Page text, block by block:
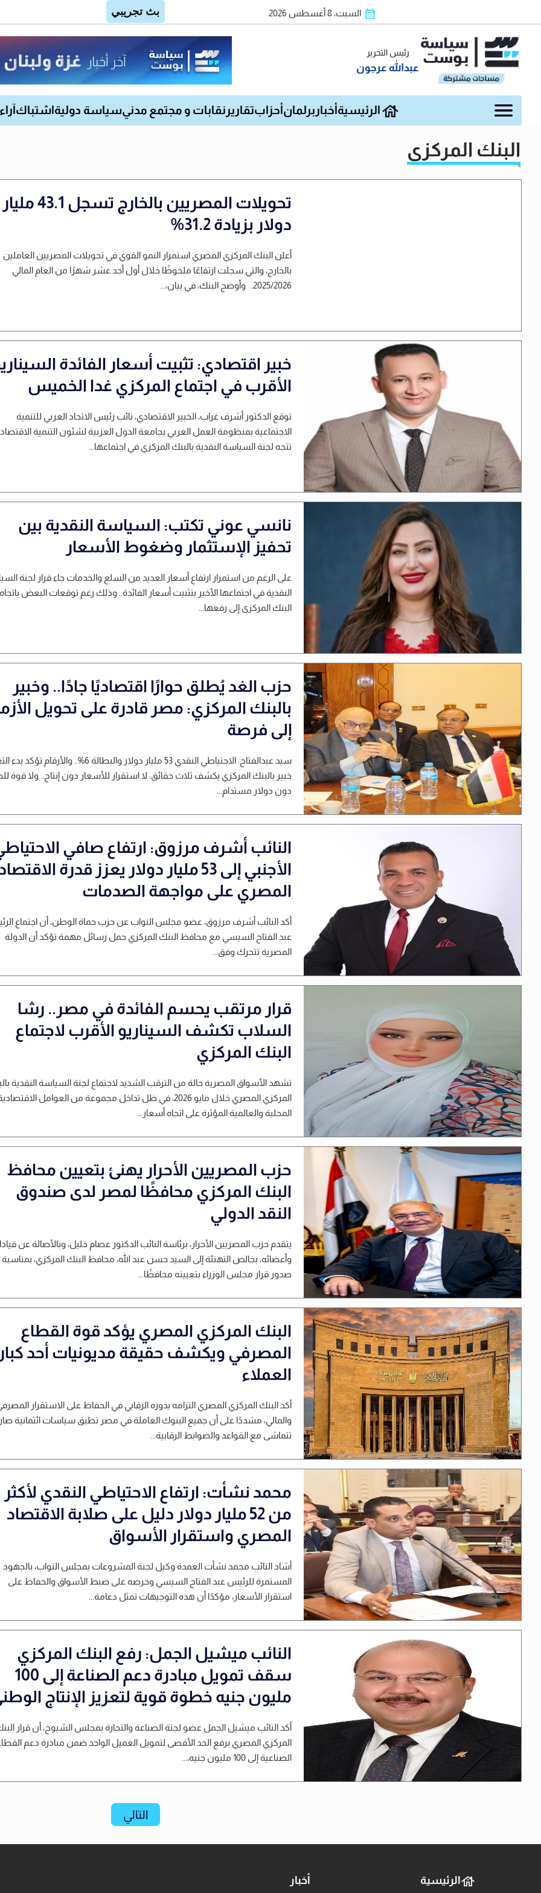
السبت، 8 أغسطس 2026
رئيس التحرير
عبدالله عرجون
الرئيسية أخبار برلمان أحزابتقارير نقابات و مجتمع مدنيسياسة دولية اشتباك
البنك المركزي
تحويلات المصريين بالخارج تسجل 43.1 مليار
دولار بزيادة 31.2%
أعلن البنك المركزي المصري استمرار النمو القوي في تحويلات المصريين العاملين
بالخارج، والتي سجلت ارتفاعًا ملحوظًا خلال أول أحد عشر شهرًا من العام المالي
2025/2026. وأوضح البنك، في بيان،...
خبير اقتصادي: تثبيت أسعار الفائدة
الأقرب في اجتماع المركزي غدا الخميس
توقع الدكتور أشرف غراب، الخبير الاقتصادي، نائب رئيس الاتحاد العربي للتنمية
الاجتماعية بمنظومة العمل العربي بجامعة الدول العزبية لشئون التنمية
تتجه لجنة السياسة النقدية بالبنك المركزي في اجتماعها...
نانسي عوني تكتب: السياسة النقدية بين
تحفيز الإستثمار وضغوط الأسعار
على الرغم من استمرار ارتفاع أسعار العديد من السلع والخدمات جاء قرار لجنة
النقدية في اجتماعها الأخير بتثبيت أسعار الفائدة.. وذلك رغم توقعات البعض باتجاه
البنك المركزى إلى رفعها...
حزب الغد يُطلق حوارًا اقتصاديًا جادًا.. وخبير
بالبنك المركزي: مصر قادرة على تحويل
إلى فرصة
سيد عبدالفتاح: الاحتياطي النقدي 53 مليار دولار والبطالة 6%.. والأرقام
خبير بالبنك المركزي يكشف ثلاث حقائق: لا استقرار للأسعار دون إنتاج.. ولا قوة
دون دولار مستدام...
النائب أشرف مرزوق: ارتفاع صافي
الأجنبي إلى 53 مليار دولار يعزز قدرة
المصري على مواجهة الصدمات
أكد النائب أشرف مرزوق، عضو مجلس النواب عن حزب حماة الوطن، أن اجتماع
عبد الفتاح السيسي مع محافظ البنك المركزي حمل رسائل مهمة تؤكد أن الدولة
المصرية تتحرك وفق...
قرار مرتقب يحسم الفائدة في مصر.. رشا
السلاب تكشف السيناريو الأقرب لاجتماع
البنك المركزي
تشهد الأسواق المصرية حالة من الترقب الشديد لاجتماع لجنة السياسة النقدية
المركزي المصري خلال مايو 2026، في ظل تداخل مجموعة من العوامل
المحلية والعالمية المؤثرة على اتجاه أسعار...
حزب المصريين الأحرار يهنئ بتعيين محافظ
البنك المركزي محافظًا لمصر لدى صندوق
النقد الدولي
يتقدم حزب المصريين الأحرار، برئاسة النائب الدكتور عصام خليل، وبالأصالة عن
وأعضائه، بخالص التهنئة إلى السيد حسن عبد الله، محافظ البنك المركزي، بمناسبة
صدور قرار مجلس الوزراء بتعيينه محافظًا...
البنك المركزي المصري يؤكد قوة القطاع
المصرفي ويكشف حقيقة مديونيات أحد
العملاء
أكد البنك المركزي المصري التزامه بدوره الرقابي في الحفاظ على الاستقرار
والمالي، مشددًا على أن جميع البنوك العاملة في مصر تطبق سياسات ائتمانية
تتماشى مع القواعد والضوابط الرقابية...
محمد نشأت: ارتفاع الاحتياطي النقدي لأكثر
من 52 مليار دولار دليل على صلابة الاقتصاد
المصري واستقرار الأسواق
أشاد النائب محمد نشأت العمدة وكيل لجنة المشروعات بمجلس النواب، بالجهود
المستمرة للرئيس عبد الفتاح السيسي وحرصه على ضبط الأسواق والحفاظ على
استقرار الأسعار، مؤكدًا أن هذه التوجيهات تمثل دعامة...
النائب ميشيل الجمل: رفع البنك المركزي
سقف تمويل مبادرة دعم الصناعة إلى 100
مليون جنيه خطوة قوية لتعزيز الإنتاج
أكد النائب ميشيل الجمل عضو لجنة الصناعة والتجارة بمجلس الشيوخ، أن قرار
المركزي المصري برفع الحد الأقصى لتمويل العميل الواحد ضمن مبادرة دعم
الصناعية إلى 100 مليون جنيه،...
التالي
الرئيسية أخبار